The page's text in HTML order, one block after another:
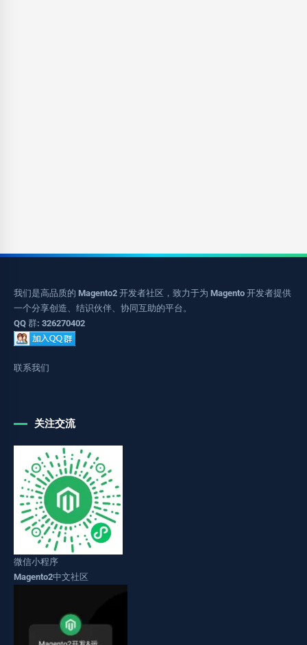
我们是高品质的 Magento2 开发者社区，致力于为 Magento 开发者提供
一个分享创造、结识伙伴、协同互助的平台。
QQ 群: 326270402
联系我们
关注交流
微信小程序
Magento2中文社区